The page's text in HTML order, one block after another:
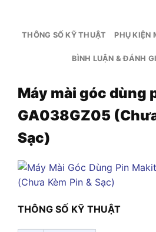
THÔNG SỐ KỸ THUẬT PHỤ KIỆN
BÌNH LUẬN & ĐÁNH
Máy mài góc dùng
GA038GZ05
Sạc)
THÔNG SỐ KỸ THUẬT